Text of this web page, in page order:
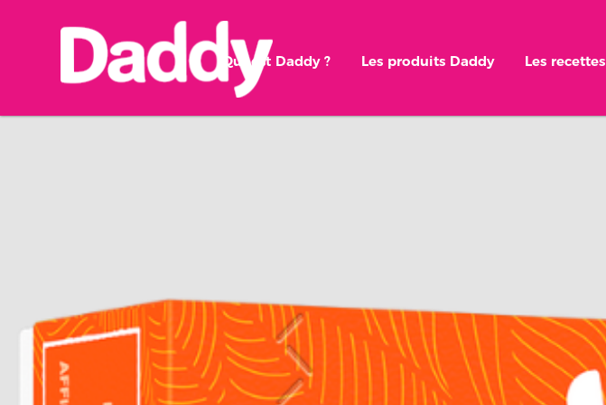
Qui est Daddy ? Les produits Daddy Les recettes